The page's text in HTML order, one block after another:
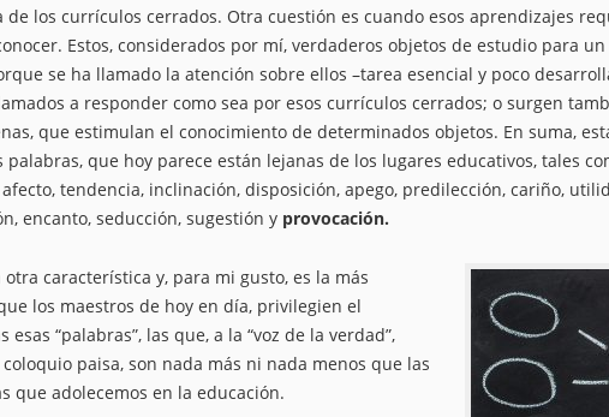
de los currículos cerrados. Otra cuestión es cuando esos aprendizajes
Estos, considerados por mí, verdaderos objetos de estudio para
se ha llamado la atención sobre ellos –tarea esencial y poco
a responder como sea por esos currículos cerrados; o surgen
que estimulan el conocimiento de determinados objetos. En suma,
que hoy parece están lejanas de los lugares educativos, tales
tendencia, inclinación, disposición, apego, predilección, cariño,
encanto, seducción, sugestión y provocación.
otra característica y, para mi gusto, es la más
los maestros de hoy en día, privilegien el
“palabras”, las que, a la “voz de la verdad”,
paisa, son nada más ni nada menos que las
que adolecemos en la educación.